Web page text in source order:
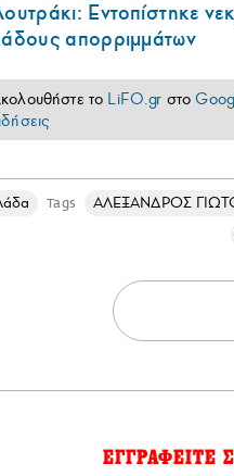
Εντοπίστηκε
απορριμμάτων
το LiFO.gr στο
Tags ΑΛΕΞΑΝΔΡΟΣ
ΕΓΓΡΑΦΕΙΤΕ